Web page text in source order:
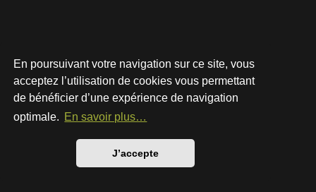
En poursuivant votre navigation sur ce site, vous
acceptez l’utilisation de cookies vous permettant
de bénéficier d’une expérience de navigation
optimale. En savoir plus…
J’accepte
Développé parphpBB® Forum Software © phpBB Limited
Style par
Traduction française officielle